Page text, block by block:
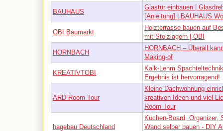
BAUHAUS
Glastür einbauen |
[Anleitung] | BAUHAUS
OBI Baumarkt
Holzterrasse bauen auf
mit Stelzlagern | OBI
HORNBACH
HORNBACH – Überall
Making-of
KREATIVTOBI
Kalk-Lehm
Ergebnis ist hervorragend!
ARD Room Tour
Kleine Dachwohnung
kreativen Ideen und viel
Room Tour
hagebau Deutschland
Küchen-Board, Organizer,
Wand selber bauen - DIY